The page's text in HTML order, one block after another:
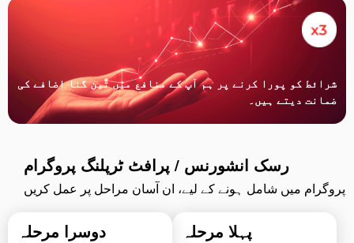
شرائط کو پورا کرنے پر ہم آپ کے منافع میں تین گنا اضافے کی
ضمانت دیتے ہیں۔
رسک انشورنس / پرافٹ ٹرپلنگ پروگرام
پروگرام میں شامل ہونے کے لیے، ان آسان مراحل پر عمل کریں
پہلا مرحلہ دوسرا مرحلہ